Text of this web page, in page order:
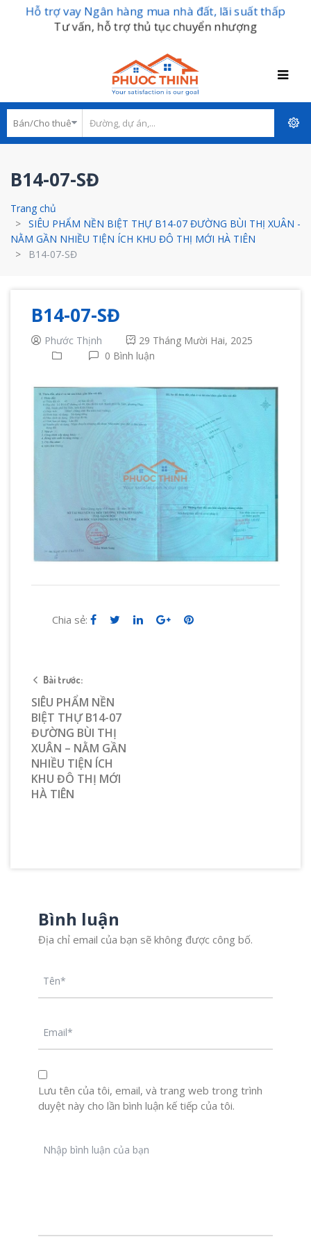
Hỗ trợ vay Ngân hàng mua nhà đất, lãi suất thấp
Tư vấn, hỗ trợ thủ tục chuyển nhượng
B14-07-SĐ
Trang chủ
SIÊU PHẨM NỀN BIỆT THỰ B14-07 ĐƯỜNG BÙI THỊ XUÂN -
NẰM GẦN NHIỀU TIỆN ÍCH KHU ĐÔ THỊ MỚI HÀ TIÊN
B14-07-SĐ
B14-07-SĐ
Phước Thịnh
29 Tháng Mười Hai, 2025
0 Bình luận
Chia sẻ:
Bài trước:
SIÊU PHẨM NỀN
BIỆT THỰ B14-07
ĐƯỜNG BÙI THỊ
XUÂN – NẰM GẦN
NHIỀU TIỆN ÍCH
KHU ĐÔ THỊ MỚI
HÀ TIÊN
Bình luận
Địa chỉ email của bạn sẽ không được công bố.
Lưu tên của tôi, email, và trang web trong trình
duyệt này cho lần bình luận kế tiếp của tôi.